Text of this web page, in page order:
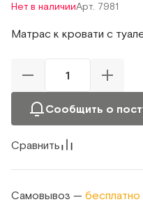
Нет в наличииАрт. 7981
Матрас к кровати с
Сообщить о
Сравнить
Самовывоз — бесплатно